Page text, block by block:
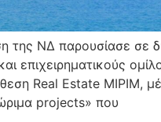
της ΝΔ παρουσίασε σε
επιχειρηματικούς
Real Estate MIPIM,
projects» που